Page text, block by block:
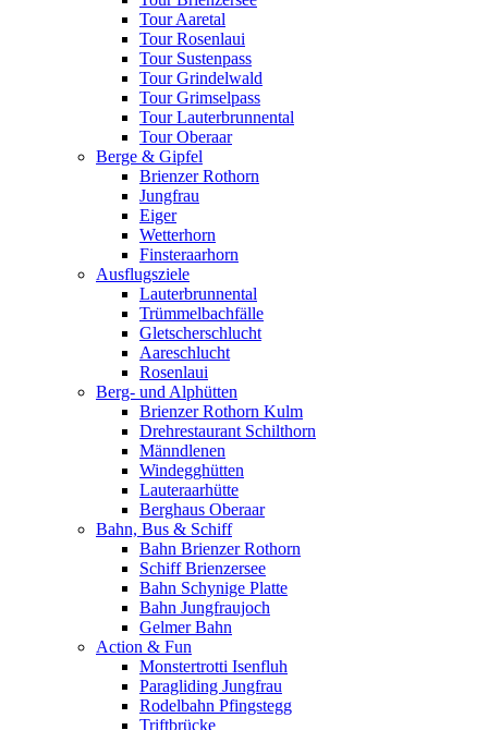
Tour Aaretal
Tour Rosenlaui
Tour Sustenpass
Tour Grindelwald
Tour Grimselpass
Tour Lauterbrunnental
Tour Oberaar
Berge & Gipfel
Brienzer Rothorn
Jungfrau
Eiger
Wetterhorn
Finsteraarhorn
Ausflugsziele
Lauterbrunnental
Trümmelbachfälle
Gletscherschlucht
Aareschlucht
Rosenlaui
Berg- und Alphütten
Brienzer Rothorn Kulm
Drehrestaurant Schilthorn
Männdlenen
Windegghütten
Lauteraarhütte
Berghaus Oberaar
Bahn, Bus & Schiff
Bahn Brienzer Rothorn
Schiff Brienzersee
Bahn Schynige Platte
Bahn Jungfraujoch
Gelmer Bahn
Action & Fun
Monstertrotti Isenfluh
Paragliding Jungfrau
Rodelbahn Pfingstegg
Triftbrücke